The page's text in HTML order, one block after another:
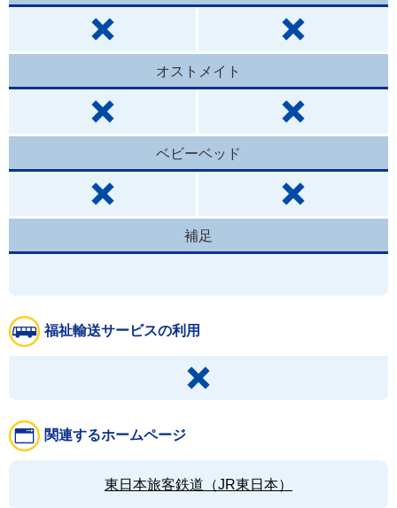
オストメイト
ベビーベッド
補足
福祉輸送サービスの利用
関連するホームページ
東日本旅客鉄道（JR東日本）